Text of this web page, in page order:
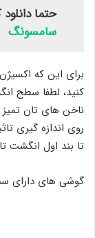
حتما دانلود
سامسونگ
برای این که
کنید، لطفا سطح
ناخن های تان تمیز
روی اندازه گیری
تا بند اول انگشت
گوشی های دارای